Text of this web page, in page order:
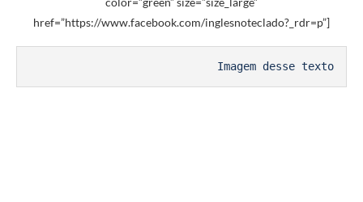
href=”https://www.facebook.com/inglesnoteclado?_rdr=p”]
Imagem desse texto